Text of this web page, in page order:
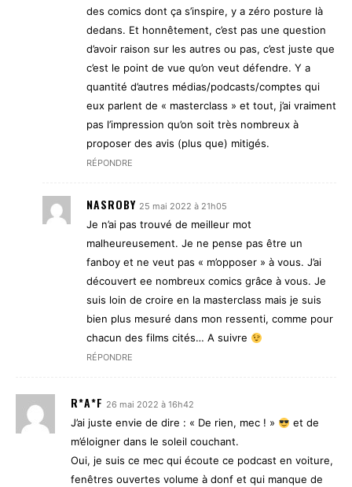
des comics dont ça s’inspire, y a zéro posture là
dedans. Et honnêtement, c’est pas une question
d’avoir raison sur les autres ou pas, c’est juste que
c’est le point de vue qu’on veut défendre. Y a
quantité d’autres médias/podcasts/comptes qui
eux parlent de « masterclass » et tout, j’ai vraiment
pas l’impression qu’on soit très nombreux à
proposer des avis (plus que) mitigés.
RÉPONDRE
NASROBY 25 mai 2022 à 21h05
Je n’ai pas trouvé de meilleur mot
malheureusement. Je ne pense pas être un
fanboy et ne veut pas « m’opposer » à vous. J’ai
découvert ee nombreux comics grâce à vous. Je
suis loin de croire en la masterclass mais je suis
bien plus mesuré dans mon ressenti, comme pour
chacun des films cités… A suivre
RÉPONDRE
R*A*F 26 mai 2022 à 16h42
J’ai juste envie de dire : « De rien, mec ! »
et de
m’éloigner dans le soleil couchant.
Oui, je suis ce mec qui écoute ce podcast en voiture,
fenêtres ouvertes volume à donf et qui manque de